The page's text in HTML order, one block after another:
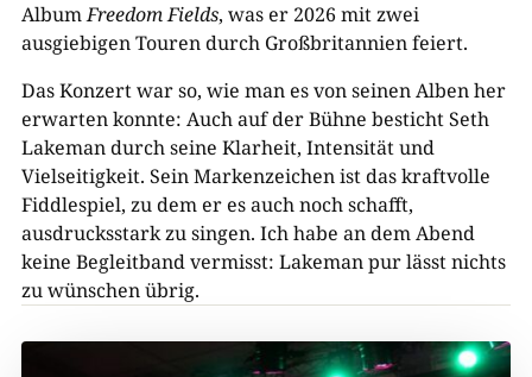
AlbumFreedom Fields, was er 2026 mit zwei
ausgiebigen Touren durch Großbritannien feiert.
Das Konzert war so, wie man es von seinen Alben her
erwarten konnte: Auch auf der Bühne besticht Seth
Lakeman durch seine Klarheit, Intensität und
Vielseitigkeit. Sein Markenzeichen ist das kraftvolle
Fiddlespiel, zu dem er es auch noch schafft,
ausdrucksstark zu singen. Ich habe an dem Abend
keine Begleitband vermisst: Lakeman pur lässt nichts
zu wünschen übrig.